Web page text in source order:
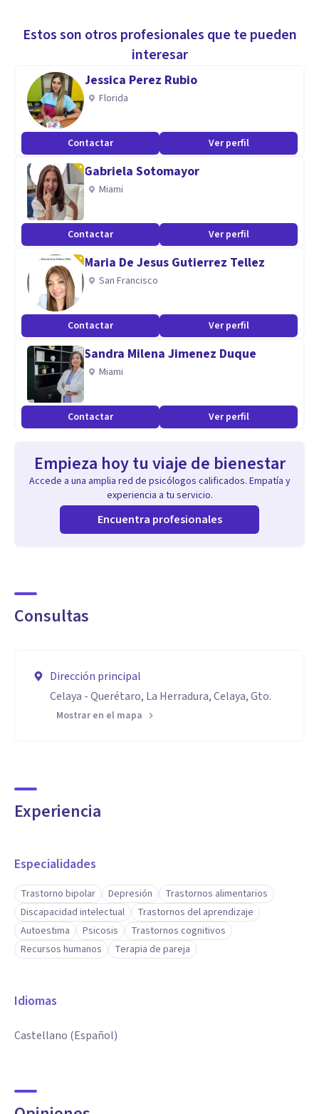
Estos son otros profesionales que te pueden
interesar
Jessica Perez Rubio
Florida
Contactar Ver perfil
Gabriela Sotomayor
Miami
Contactar Ver perfil
Maria De Jesus Gutierrez Tellez
San Francisco
Contactar Ver perfil
Sandra Milena Jimenez Duque
Miami
Contactar Ver perfil
Empieza hoy tu viaje de bienestar
Accede a una amplia red de psicólogos calificados. Empatía y
experiencia a tu servicio.
Encuentra profesionales
Consultas
Dirección principal
Celaya - Querétaro, La Herradura, Celaya, Gto.
Mostrar en el mapa
Experiencia
Especialidades
Trastorno bipolar Depresión
Trastornos alimentarios
Discapacidad intelectual
Trastornos del aprendizaje
Autoestima
Psicosis
Trastornos cognitivos
Recursos humanos
Terapia de pareja
Idiomas
Castellano (Español)